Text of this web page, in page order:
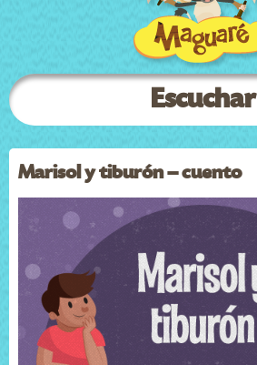
Escuchar
Marisol y tiburón – cuento